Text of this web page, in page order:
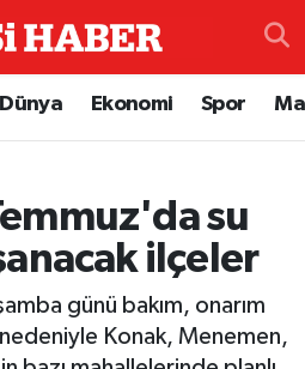
Dünya Ekonomi Spor
su
ilçeler
günü bakım, onarım
nedeniyle Konak, Menemen,
Haritası
ve Fikstür